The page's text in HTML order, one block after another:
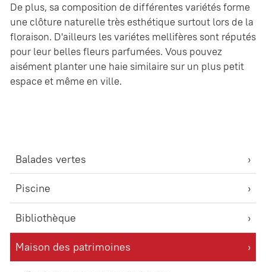
Balades vertes
Piscine
Bibliothèque
Maison des patrimoines
De plus, sa composition de différentes variétés forme
une clôture naturelle très esthétique surtout lors de la
floraison. D'ailleurs les variétes mellifères sont réputés
pour leur belles fleurs parfumées. Vous pouvez
aisément planter une haie similaire sur un plus petit
espace et même en ville.